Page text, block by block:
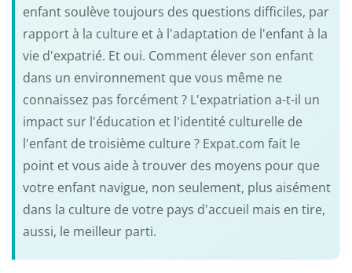
enfant soulève toujours des questions difficiles, par
rapport à la culture et à l'adaptation de l'enfant à la
vie d'expatrié. Et oui. Comment élever son enfant
dans un environnement que vous même ne
connaissez pas forcément ? L'expatriation a-t-il un
impact sur l'éducation et l'identité culturelle de
l'enfant de troisième culture ? Expat.com fait le
point et vous aide à trouver des moyens pour que
votre enfant navigue, non seulement, plus aisément
dans la culture de votre pays d'accueil mais en tire,
aussi, le meilleur parti.